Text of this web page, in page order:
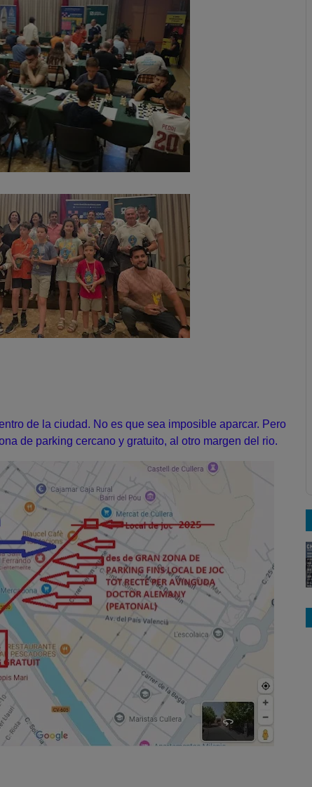
de la ciudad. No es que sea imposible aparcar. Pero
de parking cercano y gratuito, al otro margen del rio.